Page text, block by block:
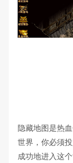
隐藏地图是热
世界，你必须
成功地进入这